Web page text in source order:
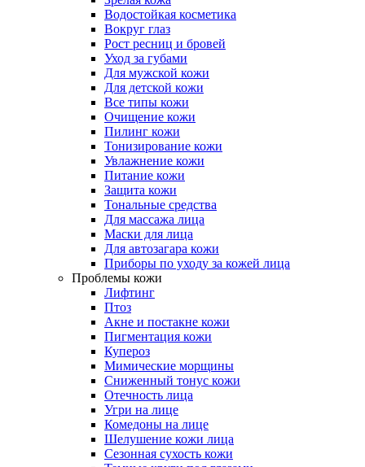
Водостойкая косметика
Вокруг глаз
Рост ресниц и бровей
Уход за губами
Для мужской кожи
Для детской кожи
Все типы кожи
Очищение кожи
Пилинг кожи
Тонизирование кожи
Увлажнение кожи
Питание кожи
Защита кожи
Тональные средства
Для массажа лица
Маски для лица
Для автозагара кожи
Приборы по уходу за кожей лица
Проблемы кожи
Лифтинг
Птоз
Акне и постакне кожи
Пигментация кожи
Купероз
Мимические морщины
Сниженный тонус кожи
Отечность лица
Угри на лице
Комедоны на лице
Шелушение кожи лица
Сезонная сухость кожи